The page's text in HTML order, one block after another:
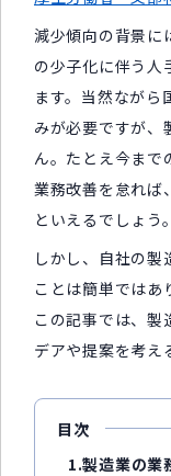
減少傾向の背景に
の少子化に伴う人
ます。当然ながら
みが必要ですが、
ん。たとえ今まで
業務改善を怠れば
といえるでしょう。
しかし、自社の製
ことは簡単ではあ
この記事では、製
デアや提案を考え
目次
1.製造業の業